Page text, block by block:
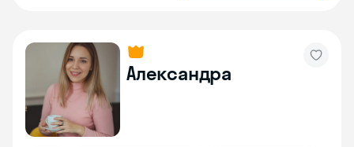
Александра